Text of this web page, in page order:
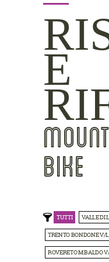
E
BIKE
TUTTI VALLE DI
TRENTO BONDONE V/
ROVERETO M.BALDO